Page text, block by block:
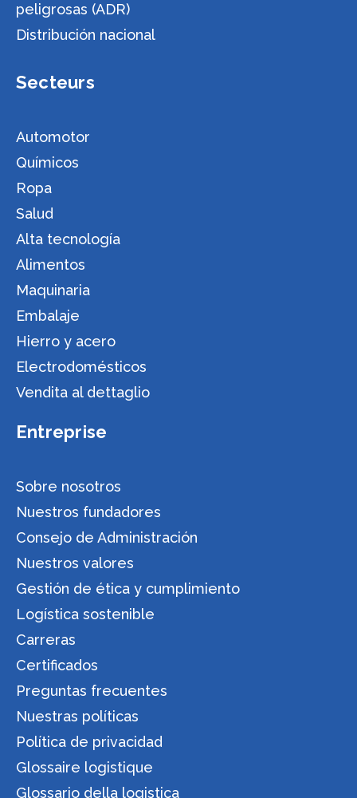
peligrosas (ADR)
Distribución nacional
Secteurs
Automotor
Químicos
Ropa
Salud
Alta tecnología
Alimentos
Maquinaria
Embalaje
Hierro y acero
Electrodomésticos
Vendita al dettaglio
Entreprise
Sobre nosotros
Nuestros fundadores
Consejo de Administración
Nuestros valores
Gestión de ética y cumplimiento
Logística sostenible
Carreras
Certificados
Preguntas frecuentes
Nuestras políticas
Política de privacidad
Glossaire logistique
Glossario della logistica